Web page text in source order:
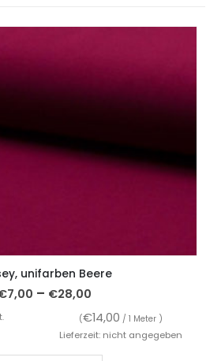
unifarben Beere
7,00 – €28,00
(€14,00 / 1 Meter )
Lieferzeit: nicht angegeben